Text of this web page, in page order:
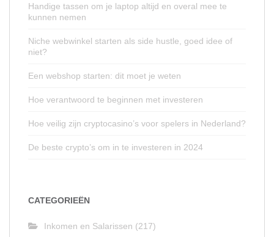
Handige tassen om je laptop altijd en overal mee te
kunnen nemen
Niche webwinkel starten als side hustle, goed idee of
niet?
Een webshop starten: dit moet je weten
Hoe verantwoord te beginnen met investeren
Hoe veilig zijn cryptocasino’s voor spelers in Nederland?
De beste crypto’s om in te investeren in 2024
CATEGORIEËN
Inkomen en Salarissen (217)